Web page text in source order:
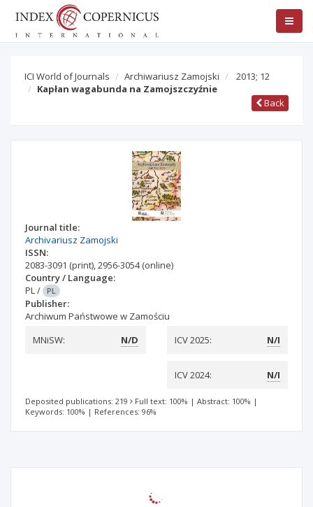
ICI World of Journals Archiwariusz Zamojski
2013; 12
Kapłan wagabunda na Zamojszczyźnie
Back
Journal title:
Archivariusz Zamojski
ISSN:
2083-3091 (print),2956-3054(online)
Country / Language:
PL/ PL
Publisher:
Archiwum Państwowe w Zamościu
MNiSW:
N/D ICV 2025: N/I
ICV 2024: N/I
Deposited publications: 219 Full text: 100% | Abstract: 100% |
Keywords: 100% | References: 96%